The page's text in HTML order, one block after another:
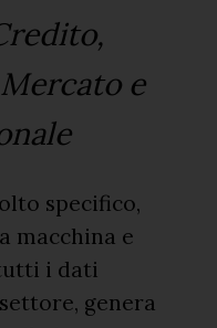
e
specifico,
macchina e
i dati
genera